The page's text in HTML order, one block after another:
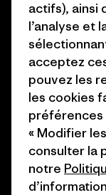
Comment nous
Nos magasins
© 2026 Patagonia,
actifs), ainsi
l’analyse et
acceptez
pouvez les
les cookies
préférences
« Modifier
consulter la
notre